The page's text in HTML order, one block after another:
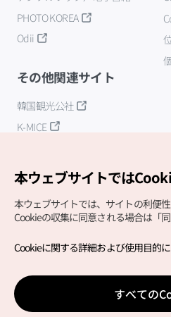
PHOTO KOREA
Odii
その他関連サイト
韓国観光公社
K-MICE
Copyright (c) Korea Tourism
Reserved.
サイトエラー報告公式メール
japanese@knto.or.kr
本ウェブサイトでは
本ウェブサイトでは、サイトの利便
Cookieの収集に同意される場合は「
Cookieに関する詳細および使用目的
すべての